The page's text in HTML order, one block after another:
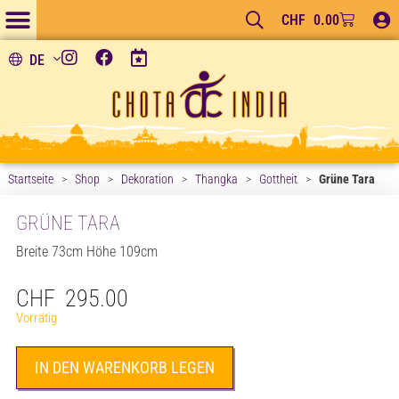
CHF 0.00
DE
Startseite> Shop > Dekoration > Thangka > Gottheit> Grüne Tara
GRÜNE TARA
Breite 73cm Höhe 109cm
CHF 295.00
Vorrätig
IN DEN WARENKORB LEGEN
t